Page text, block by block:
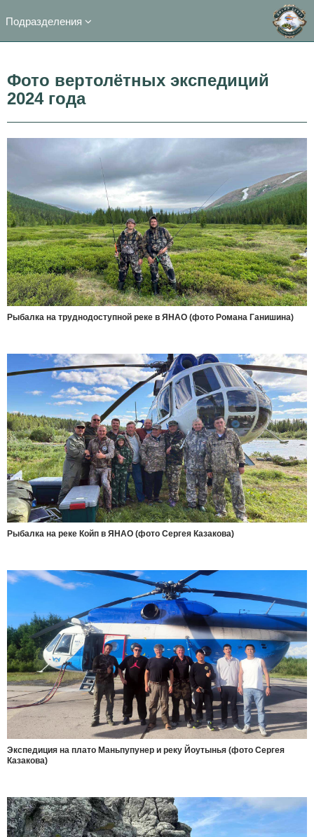
Подразделения
Фото вертолётных экспедиций
2024 года
Рыбалка на труднодоступной реке в ЯНАО (фото Романа Ганишина)
Рыбалка на реке Койп в ЯНАО (фото Сергея Казакова)
Экспедиция на плато Маньпупунер и реку Йоутынья (фото Сергея
Казакова)